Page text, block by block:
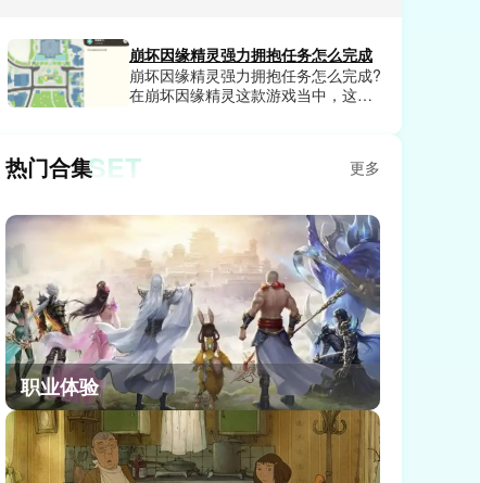
帽任务完成技巧。
性是非常不错的，并且融合了超多元
素。今天小编就和大家分享一下元梦
之星奇迹之岛钓鱼玩法攻略，喜欢元
崩坏因缘精灵强力拥抱任务怎么完成
崩坏因缘精灵强力拥抱任务怎么完成?
在崩坏因缘精灵这款游戏当中，这款
的奖励。其中强力拥抱任务非常的受
强力拥抱任务这个任务如何去完成。
今天小编就和大家分享一下崩坏因缘
精灵强力拥抱任务完成方法。
热门合集SET 更多
职业体验